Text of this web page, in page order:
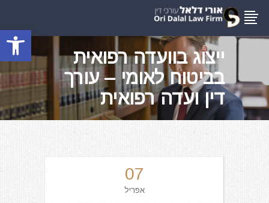
פתח
ייצוג בוועדה רפואית
בביטוח לאומי – עורך
דין ועדה רפואית
07
אפריל